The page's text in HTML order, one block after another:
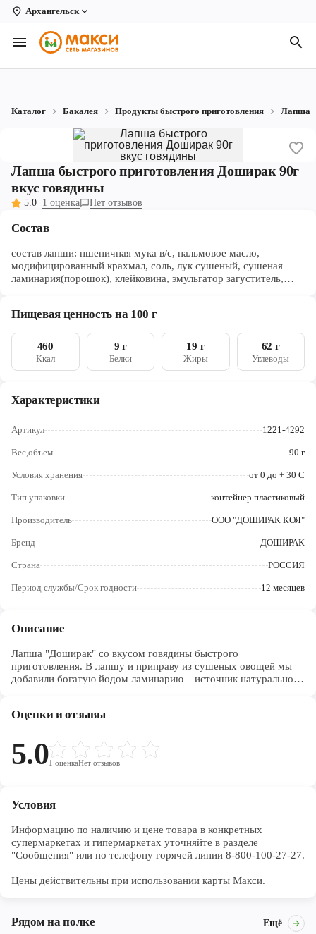
Архангельск
Вологда
Архангельск
Котлас
Рыбинск
Череповец
Ярославль
Каталог Бакалея Продукты быстрого приготовления Лапша
Лапша быстрого приготовления Доширак 90г
вкус говядины
5.0 1 оценка Нет отзывов
Состав
состав лапши: пшеничная мука в/с, пальмовое масло,
модифицированный крахмал, соль, лук сушеный, сушеная
ламинария(порошок), клейковина, эмульгатор загуститель,
усилитель вкуса(глутамат натрия), ароматизатор идентичный
порошок, луковый порошок, имбирь, черный перец. Приправа
из сушеных овощей: соевый текстурат, лук, морковь, сушеные
водоросли(хлопья)
Пищевая ценность на 100 г
460
Ккал
9 г
Белки
19 г
Жиры
62 г
Углеводы
Характеристики
Артикул 1221-4292
Вес,объем 90 г
Условия хранения от 0 до + 30 C
Тип упаковки контейнер пластиковый
Производитель ООО "ДОШИРАК КОЯ"
Бренд ДОШИРАК
Страна РОССИЯ
Период службы/Срок годности 12 месяцев
Описание
Лапша "Доширак" со вкусом говядины быстрого
приготовления. В лапшу и приправу из сушеных овощей мы
добавили богатую йодом ламинарию – источник натурального
после приготовления. Продукция проходит строгий контроль
производства.
Оценки и отзывы
5.01 оценкаНет отзывов
Условия
Информацию по наличию и цене товара в конкретных
супермаркетах и гипермаркетах уточняйте в разделе
"Сообщения" или по телефону горячей линии 8-800-100-27-27.
Цены действительны при использовании карты Макси.
Рядом на полке Ещё